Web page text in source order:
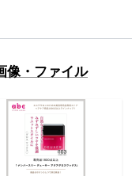
像・ファイル